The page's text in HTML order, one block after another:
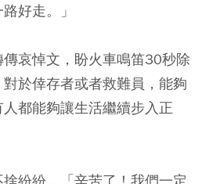
好走。」
哀悼文，盼火車鳴笛30秒除
於倖存者或者救難員，能夠
都能夠讓生活繼續步入正
紛紛，「辛苦了！我們一定